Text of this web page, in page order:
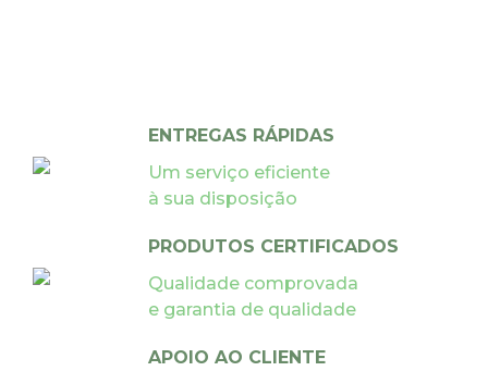
ENTREGAS RÁPIDAS
Um serviço eficiente
à sua disposição
PRODUTOS CERTIFICADOS
Qualidade comprovada
e garantia de qualidade
APOIO AO CLIENTE